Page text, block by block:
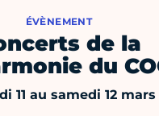
ÉVÈNEMENT
de la
du
11 au samedi 12 mars